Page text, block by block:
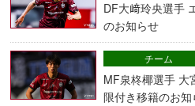
DF大﨑玲央選手
のお知らせ
MF泉柊椰選手 大
限付き移籍のお知
チーム